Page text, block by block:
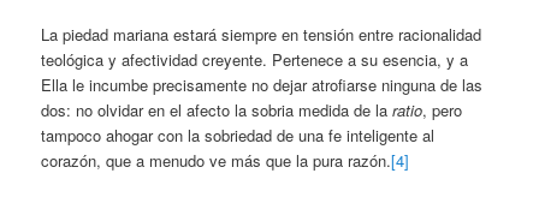
La piedad mariana estará siempre en tensión entre racionalidad
teológica y afectividad creyente. Pertenece a su esencia, y a
Ella le incumbe precisamente no dejar atrofiarse ninguna de las
dos: no olvidar en el afecto la sobria medida de laratio, pero
tampoco ahogar con la sobriedad de una fe inteligente al
corazón, que a menudo ve más que la pura razón.[4]